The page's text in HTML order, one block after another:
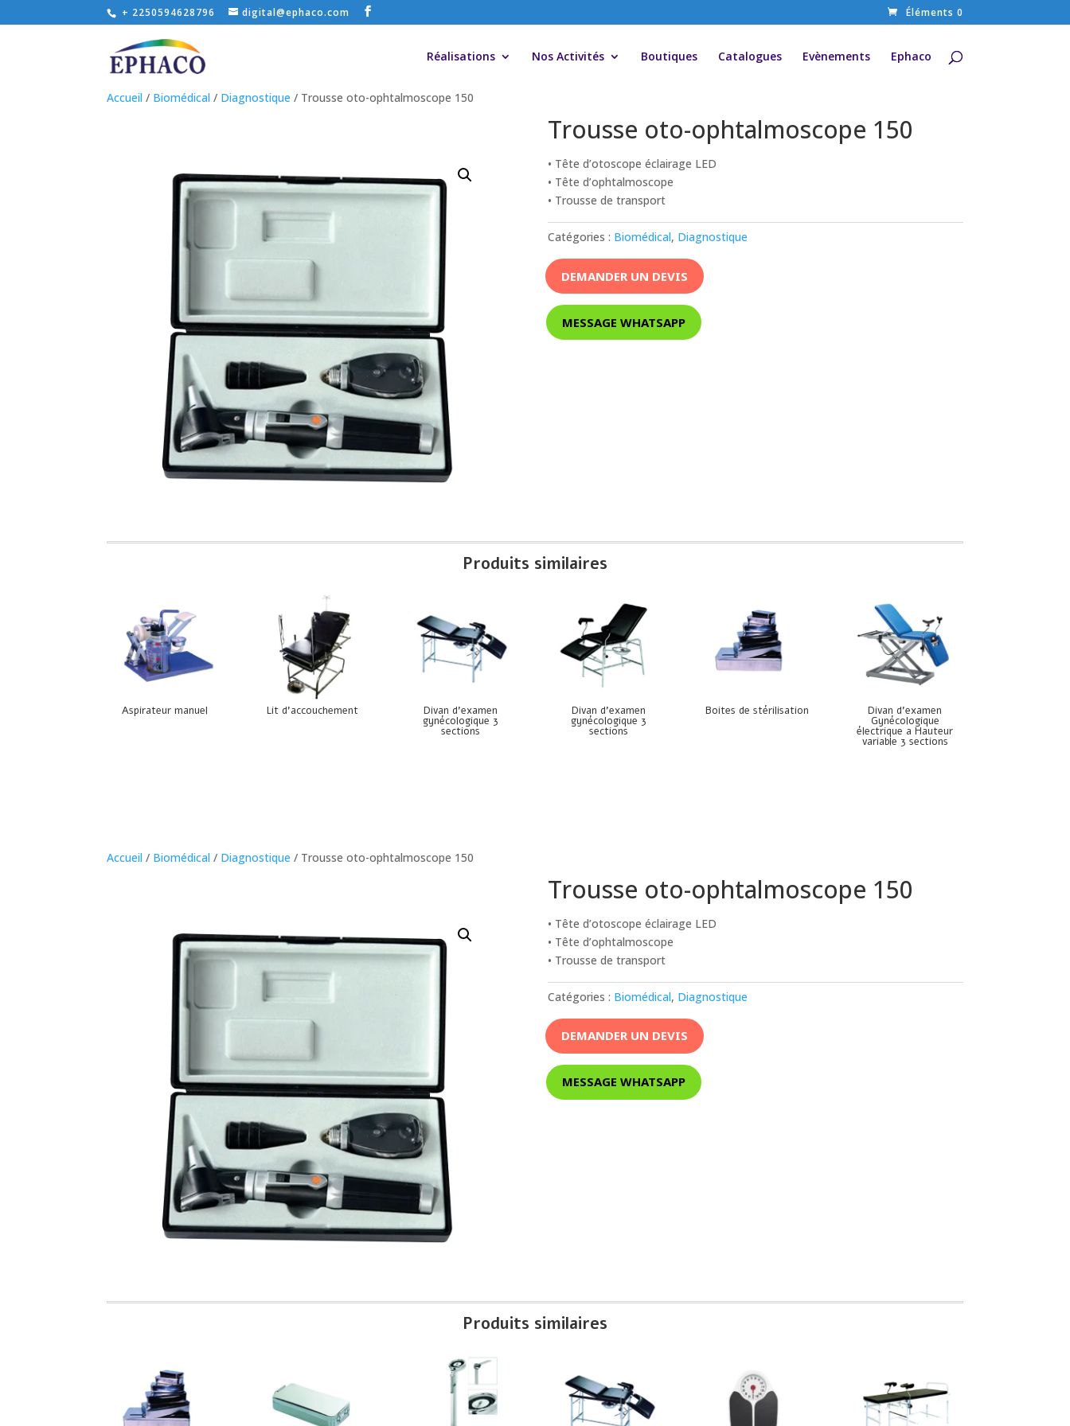
+ 2250594628796 digital@ephaco.com Éléments 0
Réalisations Nos Activités Boutiques Catalogues Evènements Ephaco
Accueil / Biomédical / Diagnostique / Trousse oto-ophtalmoscope 150
Trousse oto-ophtalmoscope 150
• Tête d’otoscope éclairage LED
• Tête d’ophtalmoscope
• Trousse de transport
Catégories : Biomédical, Diagnostique
DEMANDER UN DEVIS
MESSAGE WHATSAPP
Produits similaires
Aspirateur manuel Lit d’accouchement Divan d’examen
gynécologique 3
sections
Divan d’examen
gynécologique 3
sections
Boites de stérilisation Divan d’examen
Gynécologique
électrique a Hauteur
variable 3 sections
Accueil / Biomédical / Diagnostique / Trousse oto-ophtalmoscope 150
Trousse oto-ophtalmoscope 150
• Tête d’otoscope éclairage LED
• Tête d’ophtalmoscope
• Trousse de transport
Catégories : Biomédical, Diagnostique
DEMANDER UN DEVIS
MESSAGE WHATSAPP
Produits similaires